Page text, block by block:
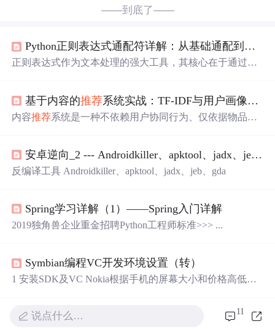
——到底了——
Python正则表达式通配符详解：从基础通配到高级匹配实战
正则表达式作为文本处理的强大工具，其核心在于通过特
列(如\d、\w)和方括号([])构成了基础通配体系，分别实现
匹配任意字符、预定义字符类和自定义字符集合。理解其
入解析通配符的细微差别与高效用法，涵盖贪婪匹配、零
宽断言等高级技巧，帮助开发者精准处理IP地址提取、HT
ML解析等实际问题，规避
基于内容的推荐系统实战：TF-IDF与用户画像构建
内容推荐系统是一种不依赖用户协同行为、仅依据物品文
趣画像，并在向量空间中检索最相似的未读内容。该技术
具备强可解释性、低资源消耗和冷启动友好等显著优势，
mendation system的practical implementation，详解从文本清
洗、TF-IDF向量化到阅读时长加权用户
安卓逆向_2 --- Androidkiller、apktool、jadx、jeb、gda
反编译工具 Androidkiller、apktool、jadx、jeb、gda
Spring学习详解（1）——Spring入门详解
2019独角兽企业重金招聘Python工程师标准>>> ...
Symbian编程VC开发环境设置（转）
1 安装SDK及VC Nokia根据手机的屏幕大小和价格高低把
说点什么… 11